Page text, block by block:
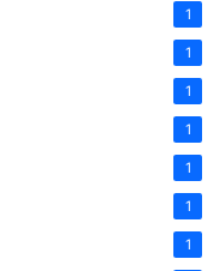
1
1
1
1
1
1
1